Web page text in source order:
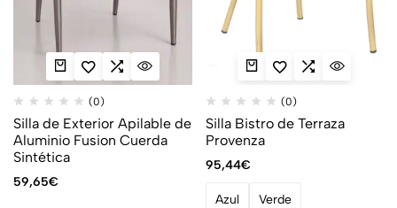
(0)
Silla de Exterior Apilable de
Aluminio Fusion Cuerda
Sintética
59,65€
(0)
Silla Bistro de Terraza
Provenza
95,44€
Azul Verde